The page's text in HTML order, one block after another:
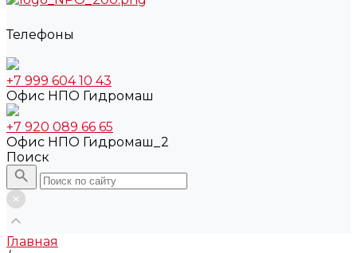
Телефоны
+7 999 604 10 43
Офис НПО Гидромаш
+7 920 089 66 65
Офис НПО Гидромаш_2
Поиск
Главная